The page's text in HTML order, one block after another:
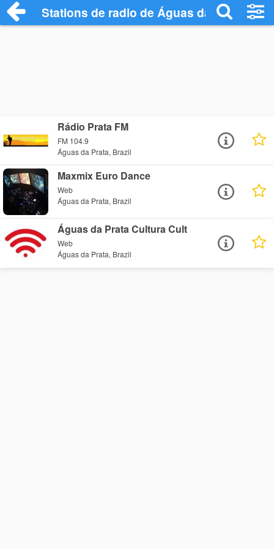
Stations de radio de Águas da Prata
Rádio Prata FM
FM 104.9
Águas da Prata, Brazil
Maxmix Euro Dance
Web
Águas da Prata, Brazil
Águas da Prata Cultura Cult
Web
Águas da Prata, Brazil